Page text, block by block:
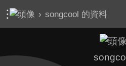
› songcool 的資料